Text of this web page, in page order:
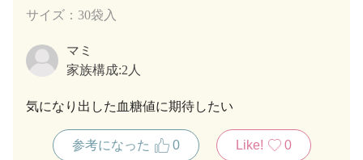
サイズ：30袋入
マミ
家族構成:2人
気になり出した血糖値に期待したい
参考になった 0 Like! 0